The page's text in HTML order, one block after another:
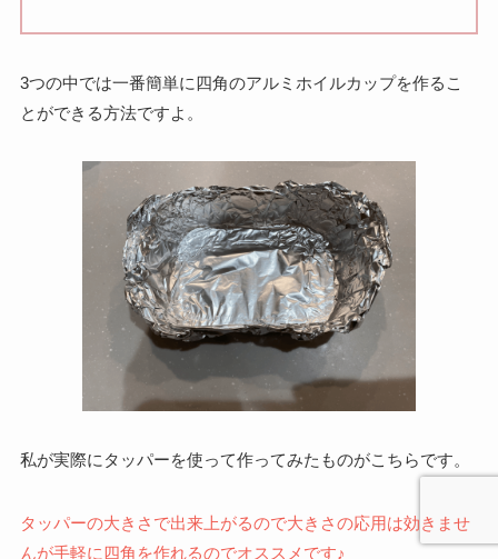
3つの中では一番簡単に四角のアルミホイルカップを作るこ
とができる方法ですよ。
私が実際にタッパーを使って作ってみたものがこちらです。
タッパーの大きさで出来上がるので大きさの応用は効きませ
んが手軽に四角を作れるのでオススメです♪